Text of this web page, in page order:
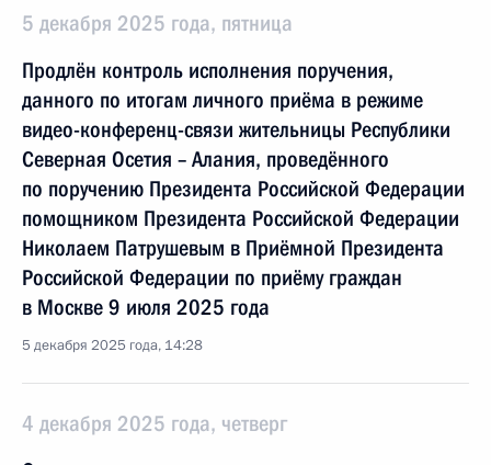
5 декабря 2025 года, пятница
Продлён контроль исполнения поручения,
данного по итогам личного приёма в режиме
видео-конференц-связи жительницы Республики
Северная Осетия – Алания, проведённого
по поручению Президента Российской Федерации
помощником Президента Российской Федерации
Николаем Патрушевым в Приёмной Президента
Российской Федерации по приёму граждан
в Москве 9 июля 2025 года
5 декабря 2025 года, 14:28
4 декабря 2025 года, четверг